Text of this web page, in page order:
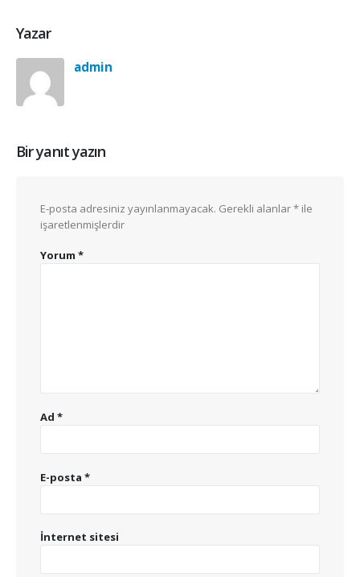
Yazar
admin
Bir yanıt yazın
E-posta adresiniz yayınlanmayacak. Gerekli alanlar* ile
işaretlenmişlerdir
Yorum *
Ad *
E-posta *
İnternet sitesi